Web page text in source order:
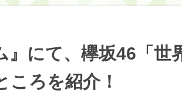
』にて、欅坂46「世
ころを紹介！